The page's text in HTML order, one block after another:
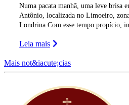
Numa pacata manhã, uma leve brisa
Antônio, localizada no Limoeiro,
Londrina Com esse tempo propício,
Leia mais
Mais not&iacute;cias